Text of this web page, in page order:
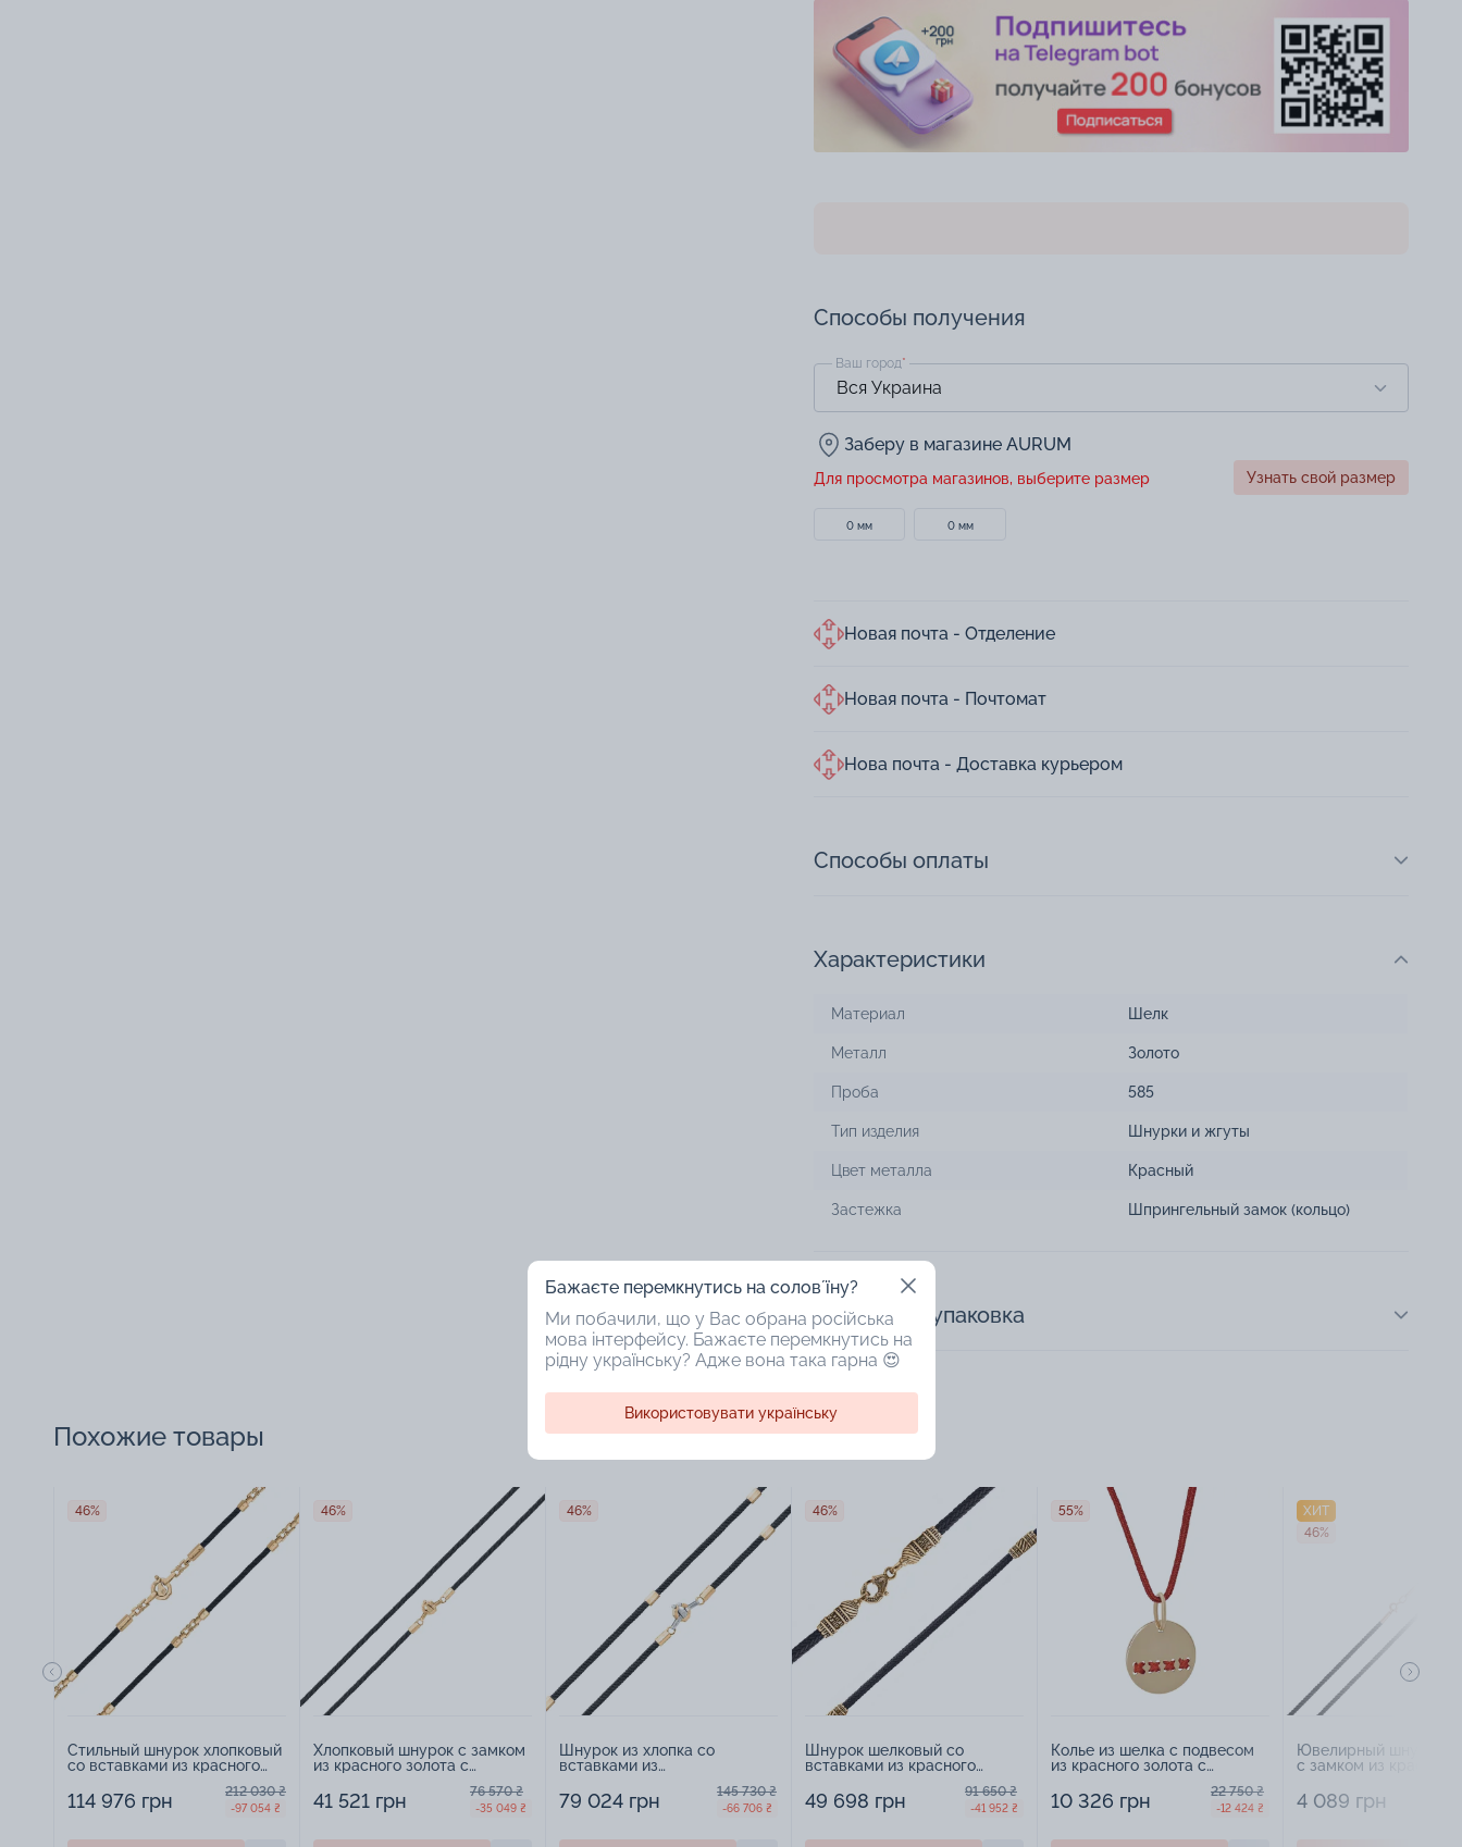
Способы получения
Ваш город*
Заберу в магазине AURUM
Для просмотра магазинов, выберите размер Узнать свой размер
0 мм 0 мм
Новая почта - Отделение
Новая почта - Почтомат
Нова почта - Доставка курьером
Способы оплаты
Характеристики
Материал Шелк
Металл Золото
Проба 585
Тип изделия Шнурки и жгуты
Цвет металла Красный
Застежка Шпрингельный замок (кольцо)
Доступная упаковка
Похожие товары
46%
Стильный шнурок хлопковый
со вставками из красного
114 976 грн 212 030 ₴
-97 054 ₴
46%
Хлопковый шнурок с замком
из красного золота с
41 521 грн 76 570 ₴
-35 049 ₴
46%
Шнурок из хлопка со
вставками из
965502
79 024 грн 145 730 ₴
-66 706 ₴
46%
Шнурок шелковый со
вставками из красного
49 698 грн 91 650 ₴
-41 952 ₴
55%
Колье из шелка с подвесом
из красного золота с
1308772
10 326 грн 22 750 ₴
-12 424 ₴
ХИТ
46%
Ювелирный шнурок
с замком из красного
4 089 грн
Бажаєте перемкнутись на соловʼїну?
Ми побачили, що у Вас обрана російська
мова інтерфейсу. Бажаєте перемкнутись на
рідну українську? Адже вона така гарна 😍
Використовувати українську